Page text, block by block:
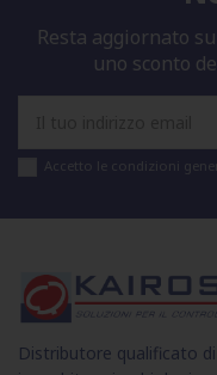
Resta aggiornato
uno sconto
Accetto le condizioni
Distributore qualificato